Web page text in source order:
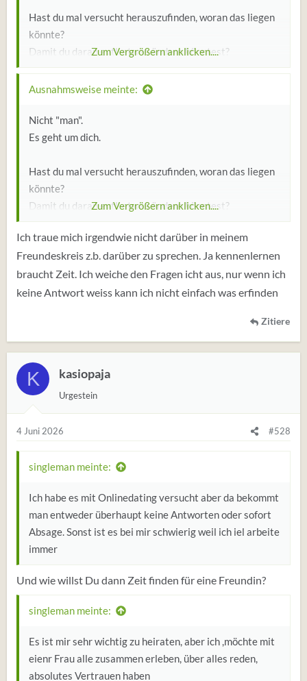
Hast du mal versucht herauszufinden, woran das liegen
könnte?
Damit du daran evtl. etwas ändern könntest?
Wie soll es dazu kommen, wenn du einem Kennenlernen
Du weichst mit einem bequemen 'Ich weiß nicht' aus.
Das wird dich nicht weiterbringen.
Zum Vergrößern anklicken....
Ausnahmsweise meinte:
Nicht "man".
Es geht um dich.
Hast du mal versucht herauszufinden, woran das liegen
könnte?
Damit du daran evtl. etwas ändern könntest?
Wie soll es dazu kommen, wenn du einem Kennenlernen
Du weichst mit einem bequemen 'Ich weiß nicht' aus.
Das wird dich nicht weiterbringen.
Zum Vergrößern anklicken....
Ich traue mich irgendwie nicht darüber in meinem
Freundeskreis z.b. darüber zu sprechen. Ja kennenlernen
braucht Zeit. Ich weiche den Fragen icht aus, nur wenn ich
keine Antwort weiss kann ich nicht einfach was erfinden
Zitiere
K kasiopaja
Urgestein
4 Juni 2026 #528
singleman meinte:
Ich habe es mit Onlinedating versucht aber da bekommt
man entweder überhaupt keine Antworten oder sofort
Absage. Sonst ist es bei mir schwierig weil ich iel arbeite
immer
Und wie willst Du dann Zeit finden für eine Freundin?
singleman meinte:
Es ist mir sehr wichtig zu heiraten, aber ich ,möchte mit
eienr Frau alle zusammen erleben, über alles reden,
absolutes Vertrauen haben